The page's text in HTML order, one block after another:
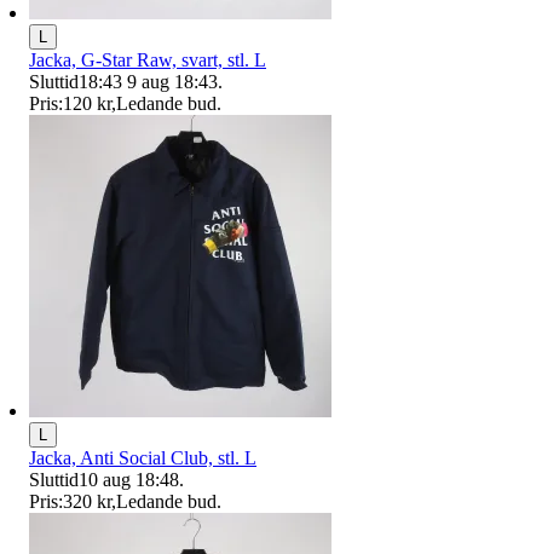
L
Jacka, G-Star Raw, svart, stl. L
Sluttid18:43 9 aug 18:43.
Pris:120 kr,Ledande bud.
L
Jacka, Anti Social Club, stl. L
Sluttid10 aug 18:48.
Pris:320 kr,Ledande bud.